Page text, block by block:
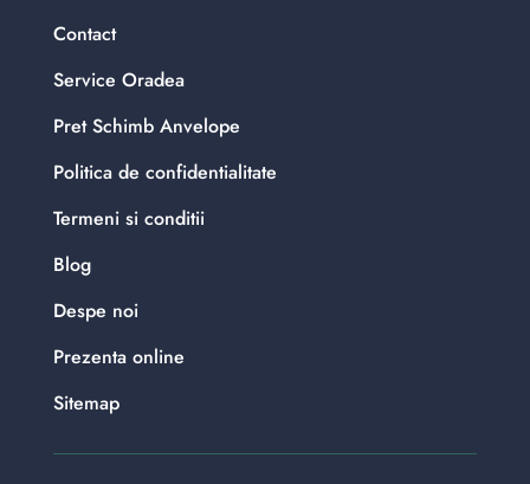
Contact
Service Oradea
Pret Schimb Anvelope
Politica de confidentialitate
Termeni si conditii
Blog
Despe noi
Prezenta online
Sitemap